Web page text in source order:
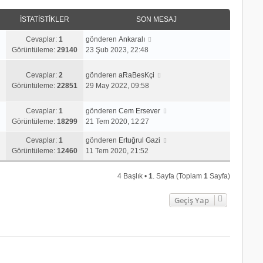
İSTATISTIKLER SON MESAJ
Cevaplar:1
Görüntüleme: 29140
gönderen Ankaralı
23 Şub 2023, 22:48
Cevaplar:2
Görüntüleme: 22851
gönderen aRaBesKçi
29 May 2022, 09:58
Cevaplar:1
Görüntüleme: 18299
gönderen Cem Ersever
21 Tem 2020, 12:27
Cevaplar:1
Görüntüleme: 12460
gönderen Ertuğrul Gazi
11 Tem 2020, 21:52
4 Başlık •1. Sayfa (Toplam1 Sayfa)
Geçiş Yap